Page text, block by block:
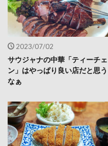
2023/07/02
サウジャナの中華「ティーチェ
ン」はやっぱり良い店だと思う
なぁ